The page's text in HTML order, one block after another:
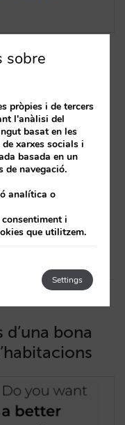
habitacions i
una estada
la reserva
estaran
d’una bona
sobre
pròpies i de tercers
l'anàlisi del
basat en les
xarxes socials i
basada en un
de navegació.
analítica o
i
que utilitzem.
Settings